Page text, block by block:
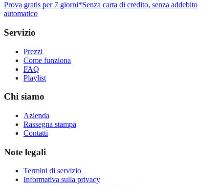
Prova gratis per 7 giorni*Senza carta di credito, senza addebito
automatico
Servizio
Prezzi
Come funziona
FAQ
Playlist
Chi siamo
Azienda
Rassegna stampa
Contatti
Note legali
Termini di servizio
Informativa sulla privacy